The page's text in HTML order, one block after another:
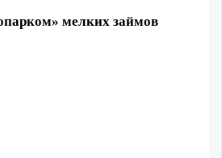
мелких займов